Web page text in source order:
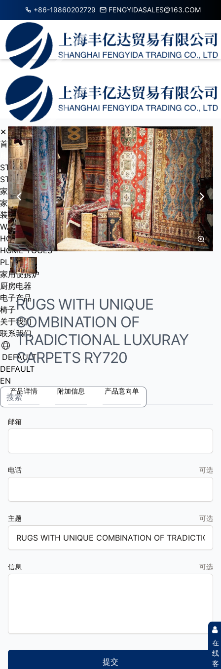
+86-19860202729 FENGYIDASALES@163.COM
✕
首页
服务项目
STATIONARY
STATIONARY
家居用品
家用投影仪/家庭影院
装饰灯
WASHINHG MACHINE BASE
HOME TOOLS
HOME TOOLS
PLUG
家用便携炉
厨房电器
电子产品
椅子
关于我们
联系我们
DEFAULT
DEFAULT
EN
RUGS WITH UNIQUE
COMBINATION OF
TRADICTIONAL LUXURAY
CARPETS RY720
产品详情 附加信息 产品意向单
邮箱
电话 可选
主题 可选
信息 可选
提交
在
线
客